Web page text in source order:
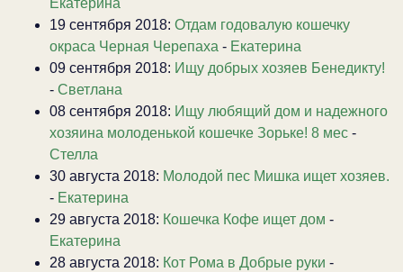
Екатерина
19 сентября 2018: Отдам годовалую кошечку
окраса Черная Черепаха - Екатерина
09 сентября 2018: Ищу добрых хозяев Бенедикту!
- Светлана
08 сентября 2018: Ищу любящий дом и надежного
хозяина молоденькой кошечке Зорьке! 8 мес -
Стелла
30 августа 2018: Молодой пес Мишка ищет хозяев.
- Екатерина
29 августа 2018: Кошечка Кофе ищет дом -
Екатерина
28 августа 2018: Кот Рома в Добрые руки -